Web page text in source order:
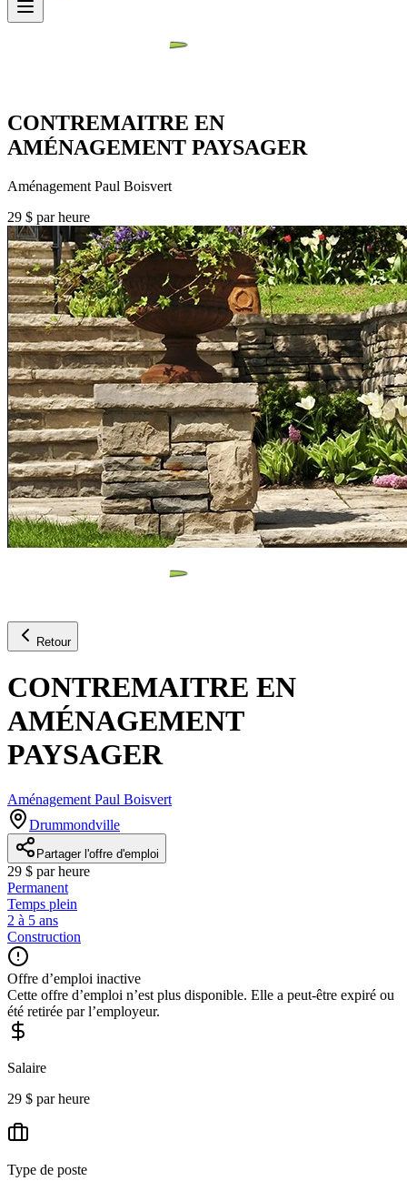
CONTREMAITRE EN
AMÉNAGEMENT PAYSAGER
Aménagement Paul Boisvert
29 $ par heure
Retour
CONTREMAITRE EN
AMÉNAGEMENT
PAYSAGER
Aménagement Paul Boisvert
Drummondville
Partager l'offre d'emploi
29 $ par heure
Permanent
Temps plein
2 à 5 ans
Construction
Offre d’emploi inactive
Cette offre d’emploi n’est plus disponible. Elle a peut-être expiré ou
été retirée par l’employeur.
Salaire
29 $ par heure
Type de poste